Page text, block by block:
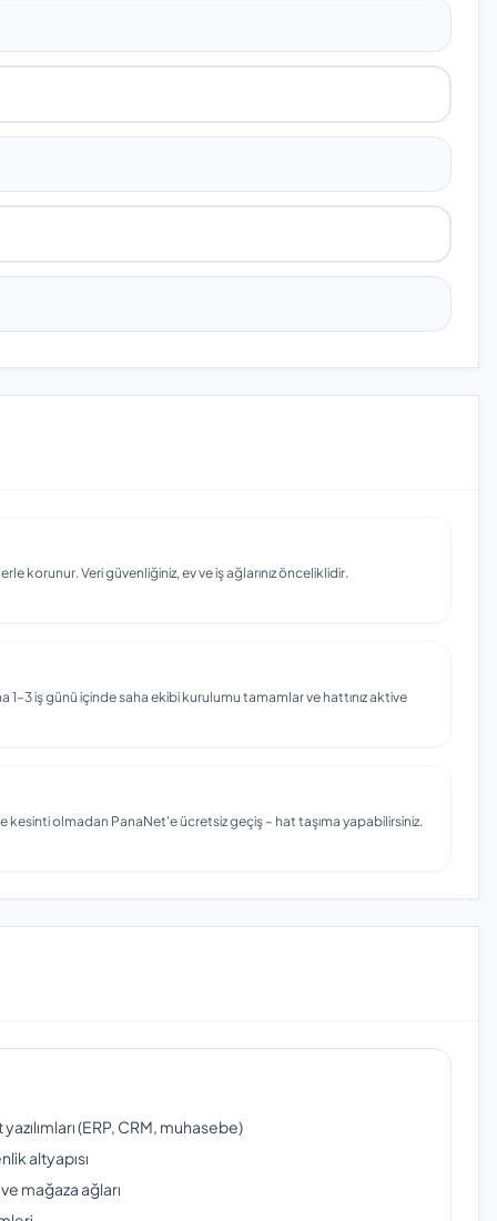
korunur. Veri güvenliğiniz, ev ve iş ağlarınız önceliklidir.
iş günü içinde saha ekibi kurulumu tamamlar ve hattınız aktive
kesinti olmadan PanaNet'e ücretsiz geçiş – hat taşıma yapabilirsiniz.
(ERP, CRM, muhasebe)
altyapısı
mağaza ağları